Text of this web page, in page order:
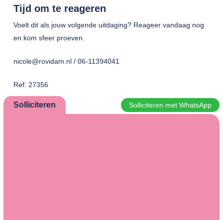
Tijd om te reageren
Voelt dit als jouw volgende uitdaging? Reageer vandaag nog
en kom sfeer proeven.
nicole@rovidam.nl / 06-11394041
Ref: 27356
Solliciteren Solliciteren met WhatsApp